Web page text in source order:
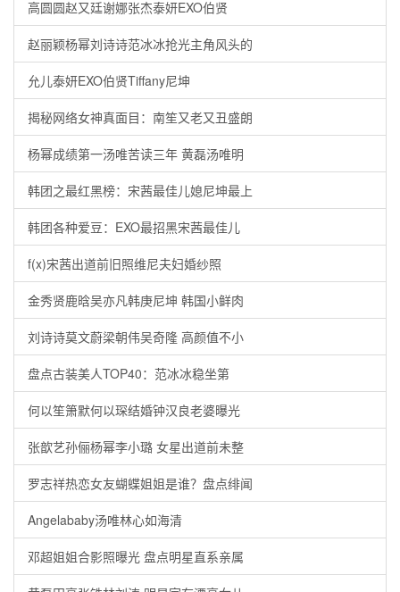
高圆圆赵又廷谢娜张杰泰妍EXO伯贤
赵丽颖杨幂刘诗诗范冰冰抢光主角风头的
允儿泰妍EXO伯贤Tiffany尼坤
揭秘网络女神真面目：南笙又老又丑盛朗
杨幂成绩第一汤唯苦读三年 黄磊汤唯明
韩团之最红黑榜：宋茜最佳儿媳尼坤最上
韩团各种爱豆：EXO最招黑宋茜最佳儿
f(x)宋茜出道前旧照维尼夫妇婚纱照
金秀贤鹿晗吴亦凡韩庚尼坤 韩国小鲜肉
刘诗诗莫文蔚梁朝伟吴奇隆 高颜值不小
盘点古装美人TOP40：范冰冰稳坐第
何以笙箫默何以琛结婚钟汉良老婆曝光
张歆艺孙俪杨幂李小璐 女星出道前未整
罗志祥热恋女友蝴蝶姐姐是谁？盘点绯闻
Angelababy汤唯林心如海清
邓超姐姐合影照曝光 盘点明星直系亲属